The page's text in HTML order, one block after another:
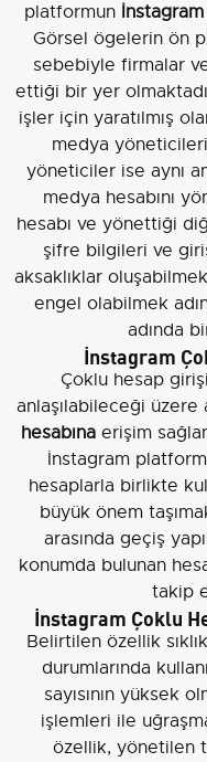
platformun İnstagram
Görsel ögelerin ön
sebebiyle firmalar
ettiği bir yer
işler için yaratılmış
medya
yöneticiler ise aynı
medya hesabını
hesabı ve yönettiği
şifre bilgileri ve
aksaklıklar
engel olabilmek
adında
İnstagram
Çoklu hesap
anlaşılabileceği üzere
hesabına erişim
İnstagram
hesaplarla birlikte
büyük önem
arasında geçiş
konumda bulunan
takip
İnstagram Çoklu
Belirtilen özellik
durumlarında
sayısının yüksek
işlemleri ile
özellik, yönetilen